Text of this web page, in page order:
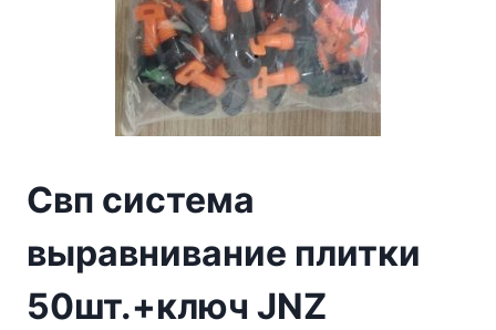
Свп система
выравнивание плитки
50шт.+ключ JNZ